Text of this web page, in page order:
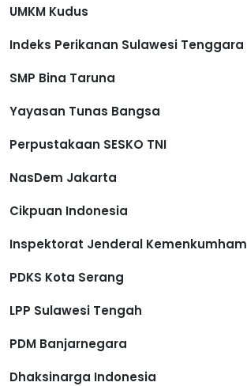
UMKM Kudus
Indeks Perikanan Sulawesi Tenggara
SMP Bina Taruna
Yayasan Tunas Bangsa
Perpustakaan SESKO TNI
NasDem Jakarta
Cikpuan Indonesia
Inspektorat Jenderal Kemenkumham
PDKS Kota Serang
LPP Sulawesi Tengah
PDM Banjarnegara
Dhaksinarga Indonesia